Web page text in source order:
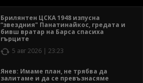
Брилянтен ЦСКА 1948 изпусна
“звездния" Панатинайкос, гредата и
бивш вратар на Барса спасиха
гърците
5 авг 2026 | 23:23
Янев: Имаме план, не трябва да
залитаме и да се превъзнасяме